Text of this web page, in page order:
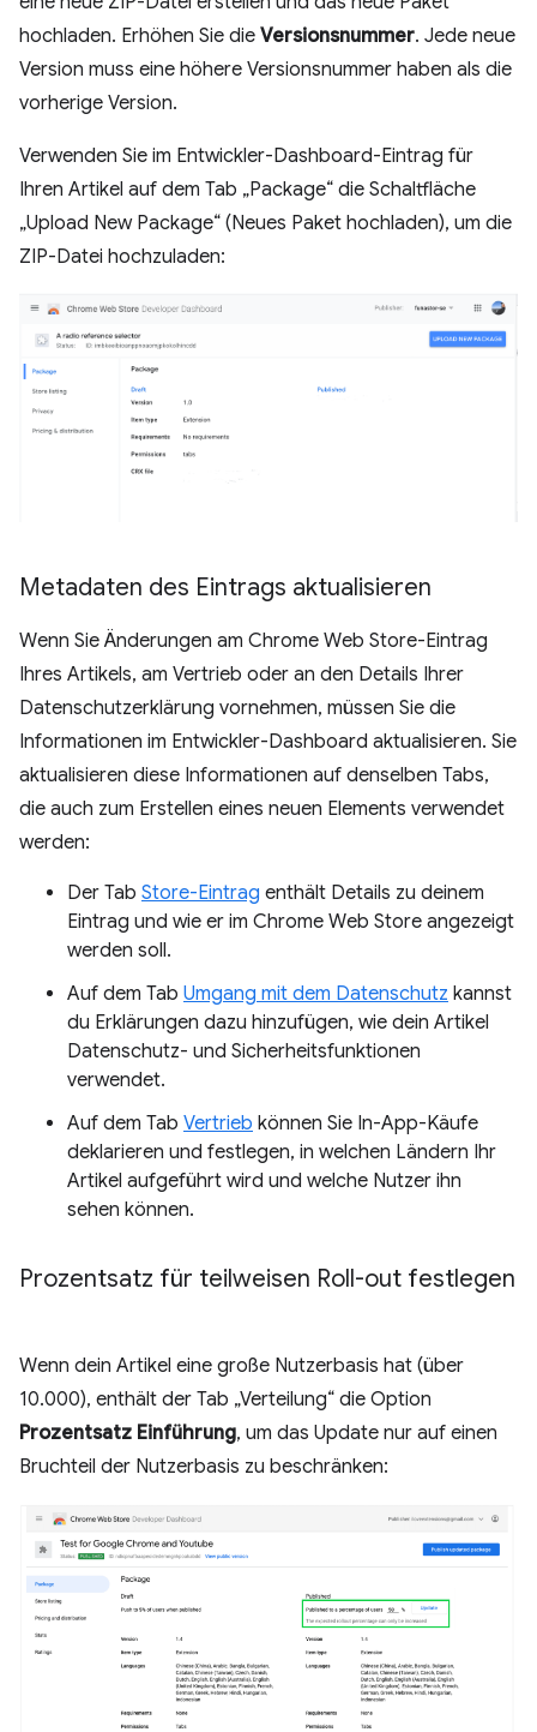
hochladen. Erhöhen Sie die Versionsnummer. Jede neue
Version muss eine höhere Versionsnummer haben als die
vorherige Version.
Verwenden Sie im Entwickler-Dashboard-Eintrag für
Ihren Artikel auf dem Tab „Package“ die Schaltfläche
„Upload New Package“ (Neues Paket hochladen), um die
ZIP-Datei hochzuladen:
Metadaten des Eintrags aktualisieren
Wenn Sie Änderungen am Chrome Web Store-Eintrag
Ihres Artikels, am Vertrieb oder an den Details Ihrer
Datenschutzerklärung vornehmen, müssen Sie die
Informationen im Entwickler-Dashboard aktualisieren. Sie
aktualisieren diese Informationen auf denselben Tabs,
die auch zum Erstellen eines neuen Elements verwendet
werden:
Der Tab Store-Eintrag enthält Details zu deinem
Eintrag und wie er im Chrome Web Store angezeigt
werden soll.
Auf dem Tab Umgang mit dem Datenschutz kannst
du Erklärungen dazu hinzufügen, wie dein Artikel
Datenschutz- und Sicherheitsfunktionen
verwendet.
Auf dem Tab Vertrieb können Sie In-App-Käufe
deklarieren und festlegen, in welchen Ländern Ihr
Artikel aufgeführt wird und welche Nutzer ihn
sehen können.
Prozentsatz für teilweisen Roll-out festlegen
Wenn dein Artikel eine große Nutzerbasis hat (über
10.000), enthält der Tab „Verteilung“ die Option
Prozentsatz Einführung, um das Update nur auf einen
Bruchteil der Nutzerbasis zu beschränken: